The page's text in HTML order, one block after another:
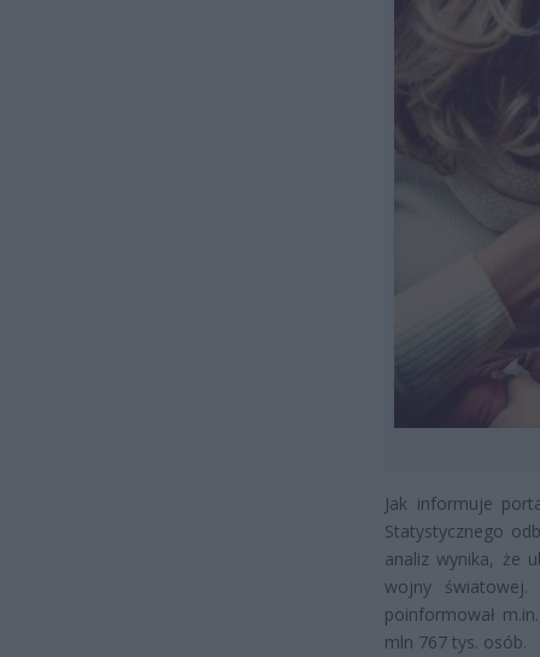
Jak informuje
Statystycznego
analiz wynika, że
wojny światowej.
poinformował
mln 767 tys. osób.